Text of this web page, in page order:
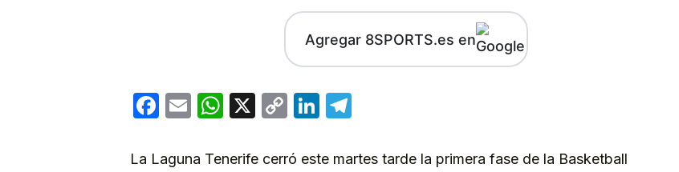
Agregar 8SPORTS.es en
Facebook
EmailWhatsApp
X
CopyLinkedIn
La Laguna Tenerife cerró este martes tarde la primera fase de la Basketball